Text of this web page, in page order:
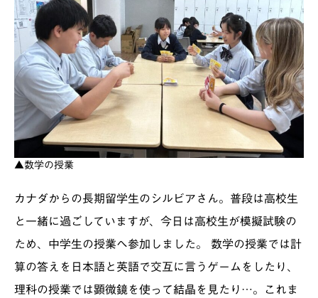
▲数学の授業
カナダからの長期留学生のシルビアさん。普段は高校生
と一緒に過ごしていますが、今日は高校生が模擬試験の
ため、中学生の授業へ参加しました。 数学の授業では計
算の答えを日本語と英語で交互に言うゲームをしたり、
理科の授業では顕微鏡を使って結晶を見たり…。これま